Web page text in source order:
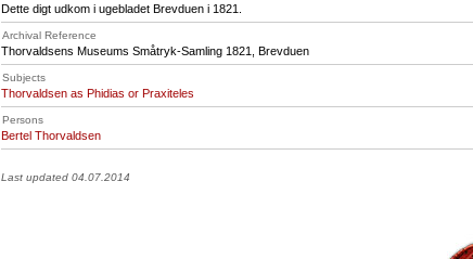
Dette digt udkom i ugebladet Brevduen i 1821.
Archival Reference
Thorvaldsens Museums Småtryk-Samling 1821, Brevduen
Subjects
Thorvaldsen as Phidias or Praxiteles
Persons
Bertel Thorvaldsen
Last updated 04.07.2014